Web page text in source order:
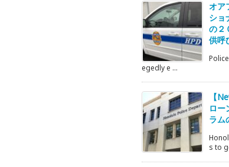
オア
ショ
の２
供呼
egedly e ...
【
ロー
ラム
s to